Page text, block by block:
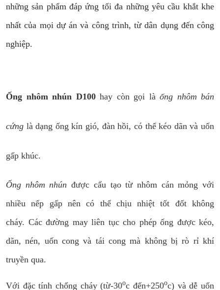
những sản phẩm đáp ứng tối đa những yêu cầu khắt khe
nhất của mọi dự án và công trình, từ dân dụng đến công
nghiệp.
Ống nhôm nhún D100hay còn gọi là ống nhôm bán
cứng là dạng ống kín gió, đàn hồi, có thể kéo dãn và uốn
gấp khúc.
Ống nhôm nhúnđược cấu tạo từ nhôm cán mỏng với
nhiều nếp gấp nên có thể chịu nhiệt tốt đốt không
cháy. Các đường may liên tục cho phép ống được kéo,
dãn, nén, uốn cong và tái cong mà không bị rò rỉ khí
truyền qua.
Với đặc tính chống cháy (từ-30oc đến+250oc) và dễ uốn